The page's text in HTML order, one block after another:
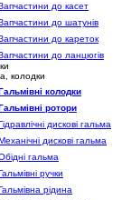
до касет
до шатунів
до кареток
до ланцюгів
колодки
колодки
ротори
дискові гальма
дискові гальма
гальма
ручки
рідина